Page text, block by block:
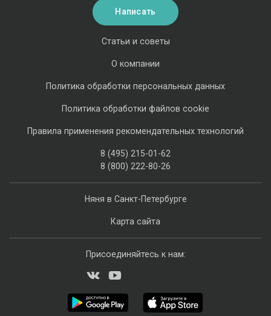
Няня в Санкт-Петербурге
Карта сайта
Статьи и советы
О компании
Политика обработки персональных данных
Политика обработки файлов cookie
Правила применения рекомендательных технологий
8 (495) 215-01-62
8 (800) 222-80-26
Написать
Присоединяйтесь к нам: